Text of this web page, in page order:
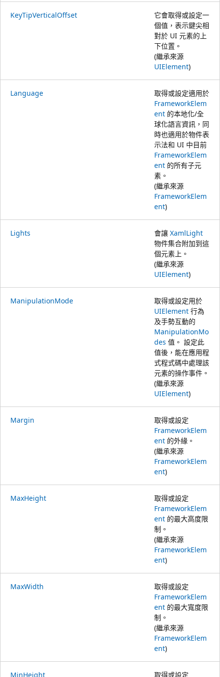
KeyTipVerticalOffset
它會取得或設定一
個值，表示鍵尖相
對於 UI 元素的上
下位置。
(繼承來源
UIElement)
Language
取得或設定適用於
FrameworkElem
ent 的本地化/全
球化語言資訊，同
時也適用於物件表
示法和 UI 中目前
FrameworkElem
ent 的所有子元
素。
(繼承來源
FrameworkElem
ent)
Lights 會讓 XamlLight
物件集合附加到這
個元素上。
(繼承來源
UIElement)
ManipulationMode
取得或設定用於
UIElement 行為
及手勢互動的
ManipulationMo
des 值。 設定此
值後，能在應用程
式程式碼中處理該
元素的操作事件。
(繼承來源
UIElement)
Margin
取得或設定
FrameworkElem
ent 的外緣。
(繼承來源
FrameworkElem
ent)
MaxHeight
取得或設定
FrameworkElem
ent 的最大高度限
制。
(繼承來源
FrameworkElem
ent)
MaxWidth
取得或設定
FrameworkElem
ent 的最大寬度限
制。
(繼承來源
FrameworkElem
ent)
MinHeight 取得或設定